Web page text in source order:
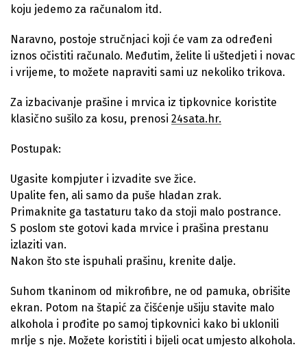
koju jedemo za računalom itd.
Naravno, postoje stručnjaci koji će vam za određeni
iznos očistiti računalo. Međutim, želite li uštedjeti i novac
i vrijeme, to možete napraviti sami uz nekoliko trikova.
Za izbacivanje prašine i mrvica iz tipkovnice koristite
klasično sušilo za kosu, prenosi 24sata.hr.
Postupak:
Ugasite kompjuter i izvadite sve žice.
Upalite fen, ali samo da puše hladan zrak.
Primaknite ga tastaturu tako da stoji malo postrance.
S poslom ste gotovi kada mrvice i prašina prestanu
izlaziti van.
Nakon što ste ispuhali prašinu, krenite dalje.
Suhom tkaninom od mikrofibre, ne od pamuka, obrišite
ekran. Potom na štapić za čišćenje ušiju stavite malo
alkohola i prođite po samoj tipkovnici kako bi uklonili
mrlje s nje. Možete koristiti i bijeli ocat umjesto alkohola.